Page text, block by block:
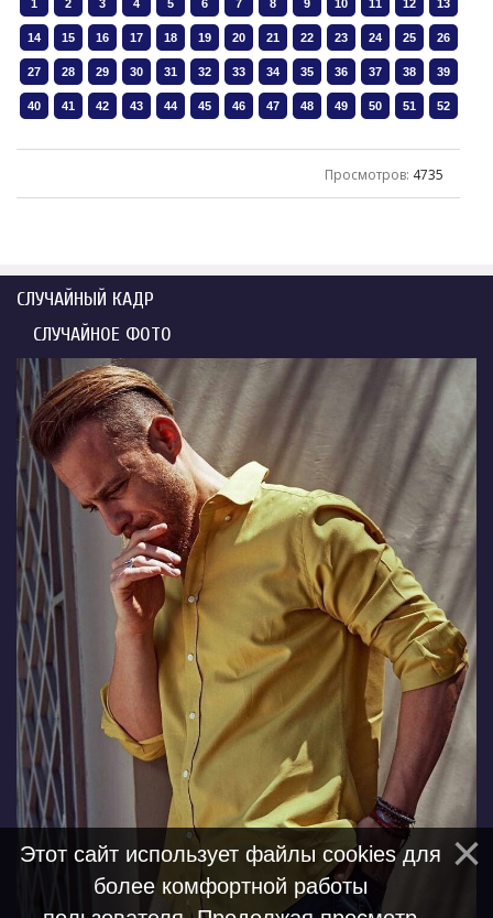
Просмотров: 4735
СЛУЧАЙНЫЙ КАДР
СЛУЧАЙНОЕ ФОТО
Этот сайт использует файлы cookies для
более комфортной работы